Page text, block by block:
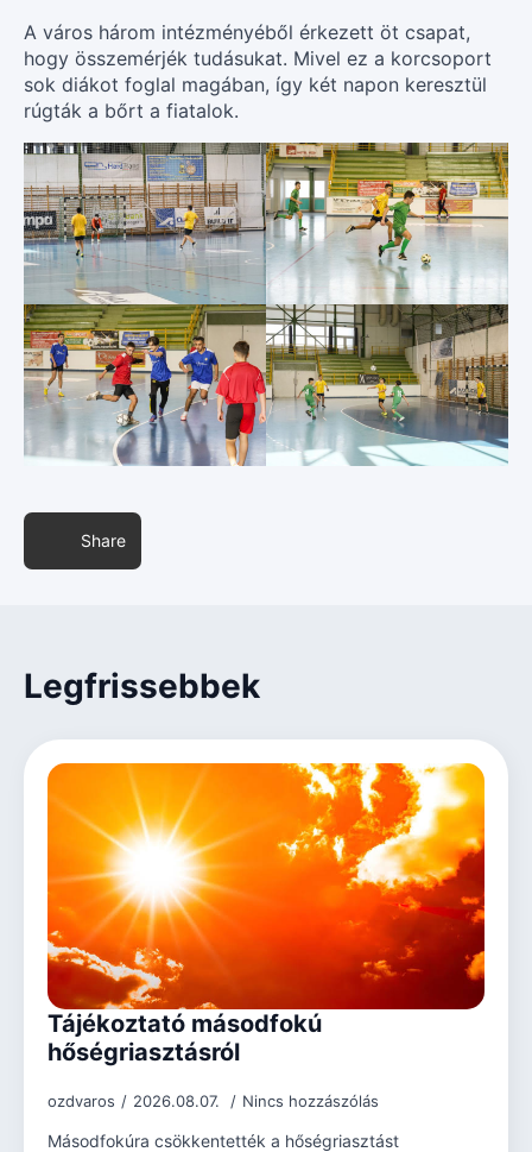
A város három intézményéből érkezett öt csapat,
hogy összemérjék tudásukat. Mivel ez a korcsoport
sok diákot foglal magában, így két napon keresztül
rúgták a bőrt a fiatalok.
Share
Legfrissebbek
Tájékoztató másodfokú
hőségriasztásról
ozdvaros 2026.08.07. Nincs hozzászólás
Másodfokúra csökkentették a hőségriasztást